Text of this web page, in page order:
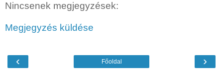
Nincsenek megjegyzések:
Megjegyzés küldése
‹ ›
Főoldal